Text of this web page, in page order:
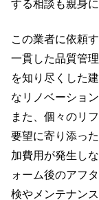
する相談も親身
この業者に依頼
一貫した品質管
を知り尽くした
なリノベーショ
また、個々のリ
要望に寄り添っ
加費用が発生し
ォーム後のアフ
検やメンテナン